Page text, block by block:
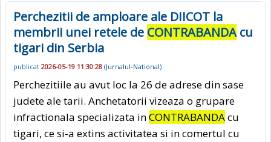
Perchezitii de amploare ale DIICOT la
membrii unei retele de CONTRABANDAcu
tigari din Serbia
publicat 2026-05-19 11:30:28 (Jurnalul-National)
Perchezitiile au avut loc la 26 de adrese din sase
judete ale tarii. Anchetatorii vizeaza o grupare
infractionala specializata inCONTRABANDAcu
tigari, ce si-a extins activitatea si in comertul cu